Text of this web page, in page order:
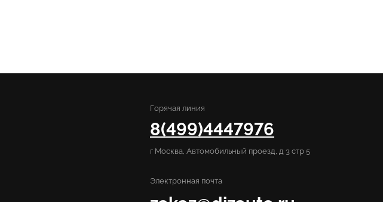
Горячая линия
8(499)4447976
г Москва, Автомобильный проезд, д 3 стр 5
Электронная почта